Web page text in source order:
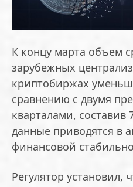
К концу марта объем
зарубежных
криптобиржах
сравнению с двумя
кварталами, составив
данные приводятся в
финансовой
Регулятор установил,